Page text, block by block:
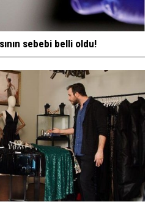
sebebi belli oldu!